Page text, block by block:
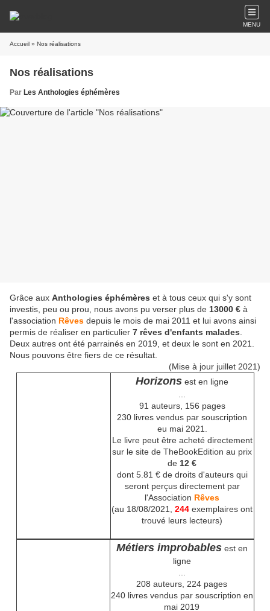
MENU
Accueil » Nos réalisations
Nos réalisations
Par Les Anthologies éphémères
Grâce aux Anthologies éphémères et à tous ceux qui s'y sont
investis, peu ou prou, nous avons pu verser plus de 13000 € à
l'association Rêves depuis le mois de mai 2011 et lui avons ainsi
permis de réaliser en particulier 7 rêves d'enfants malades
Deux autres ont été parrainés en 2019, et deux le sont en 2021.
Nous pouvons être fiers de ce résultat.
(Mise à jour juillet 2021)
Horizons est en ligne
91 auteurs, 156 pages
230 livres vendus par souscription
eu mai 2021.
Le livre peut être acheté directement
sur le site de TheBookEdition au prix
de 12 €
dont 5.81 € de droits d'auteurs qui
seront perçus directement par
l'Association Rêves
(au 18/08/2021, 244 exemplaires ont
trouvé leurs lecteurs)
Métiers improbablesest en
ligne
208 auteurs, 224 pages
240 livres vendus par souscription en
mai 2019